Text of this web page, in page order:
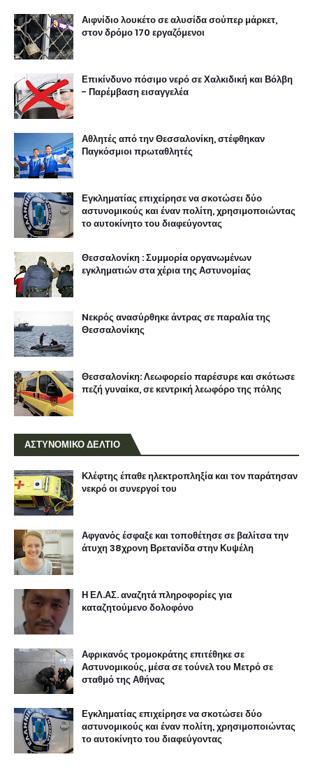
Αιφνίδιο λουκέτο σε αλυσίδα σούπερ μάρκετ,
στον δρόμο 170 εργαζόμενοι
Επικίνδυνο πόσιμο νερό σε Χαλκιδική και Βόλβη
- Παρέμβαση εισαγγελέα
Αθλητές από την Θεσσαλονίκη, στέφθηκαν
Παγκόσμιοι πρωταθλητές
Εγκληματίας επιχείρησε να σκοτώσει δύο
αστυνομικούς και έναν πολίτη, χρησιμοποιώντας
το αυτοκίνητο του διαφεύγοντας
Θεσσαλονίκη : Συμμορία οργανωμένων
εγκληματιών στα χέρια της Αστυνομίας
Nεκρός ανασύρθηκε άντρας σε παραλία της
Θεσσαλονίκης
Θεσσαλονίκη: Λεωφορείο παρέσυρε και σκότωσε
πεζή γυναίκα, σε κεντρική λεωφόρο της πόλης
ΑΣΤΥΝΟΜΙΚΟ ΔΕΛΤΙΟ
Κλέφτης έπαθε ηλεκτροπληξία και τον παράτησαν
νεκρό οι συνεργοί του
Αφγανός έσφαξε και τοποθέτησε σε βαλίτσα την
άτυχη 38χρονη Βρετανίδα στην Κυψέλη
Η ΕΛ.ΑΣ. αναζητά πληροφορίες για
καταζητούμενο δολοφόνο
Αφρικανός τρομοκράτης επιτέθηκε σε
Αστυνομικούς, μέσα σε τούνελ του Μετρό σε
σταθμό της Αθήνας
Εγκληματίας επιχείρησε να σκοτώσει δύο
αστυνομικούς και έναν πολίτη, χρησιμοποιώντας
το αυτοκίνητο του διαφεύγοντας